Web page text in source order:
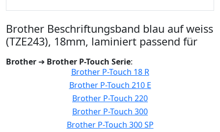
Brother Beschriftungsband blau auf weiss
(TZE243), 18mm, laminiert passend für
Brother ➔ Brother P-Touch Serie:
Brother P-Touch 18 R
Brother P-Touch 210 E
Brother P-Touch 220
Brother P-Touch 300
Brother P-Touch 300 SP